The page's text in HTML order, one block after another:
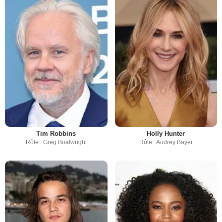
Tim Robbins
Rôle : Greg Boatwright
Holly Hunter
Rôle : Audrey Bayer